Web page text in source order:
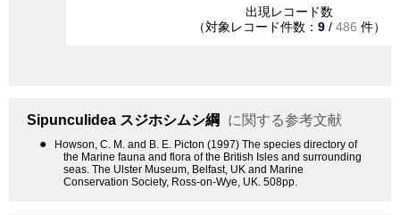
出現レコード数
（対象レコード件数： 9 / 486 件）
Sipunculidea スジホシムシ綱 に関する参考文献
●
Howson, C. M. and B. E. Picton (1997) The species directory of
the Marine fauna and flora of the British Isles and surrounding
seas. The Ulster Museum, Belfast, UK and Marine
Conservation Society, Ross-on-Wye, UK. 508pp.